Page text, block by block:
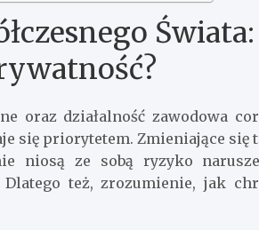
Świata:
oraz działalność zawodowa
się priorytetem. Zmieniające się
niosą ze sobą ryzyko
Dlatego też, zrozumienie, jak